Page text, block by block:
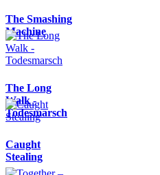
The Smashing
Machine
The Long
Walk -
Todesmarsch
Caught
Stealing